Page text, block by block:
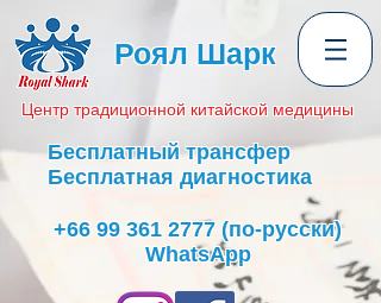
Роял Шарк
Центр традиционной китайской медицины
Бесплатный трансфер
Бесплатная диагностика
+66 99 361 2777 (по-русски)
WhatsApp